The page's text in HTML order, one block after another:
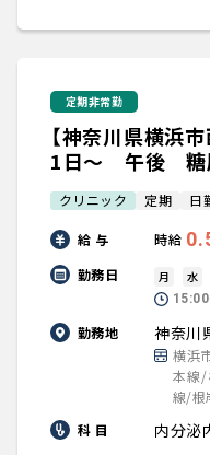
定期非常勤
【神奈川県横浜
1日～ 午後 糖
クリニック 定期 日
給 与 時給
勤務日 月 水
勤務地 神奈川
横浜
本線/
線/根
科 目
内分泌